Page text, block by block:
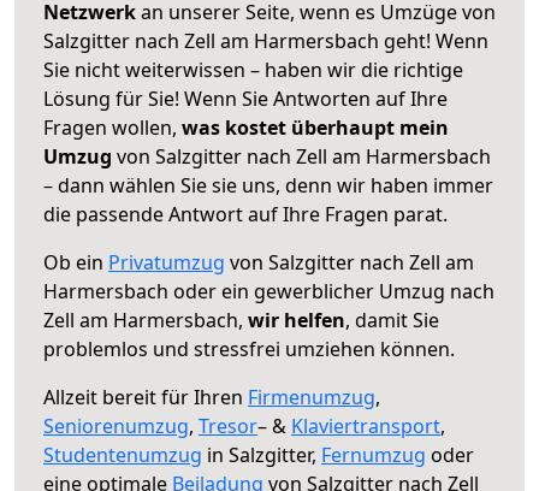
Netzwerkan unserer Seite, wenn es Umzüge von
Salzgitter nach Zell am Harmersbach geht! Wenn
Sie nicht weiterwissen – haben wir die richtige
Lösung für Sie! Wenn Sie Antworten auf Ihre
Fragen wollen, was kostet überhaupt mein
Umzug von Salzgitter nach Zell am Harmersbach
– dann wählen Sie sie uns, denn wir haben immer
die passende Antwort auf Ihre Fragen parat.
Ob ein Privatumzug von Salzgitter nach Zell am
Harmersbach oder ein gewerblicher Umzug nach
Zell am Harmersbach, wir helfen, damit Sie
problemlos und stressfrei umziehen können.
Allzeit bereit für Ihren Firmenumzug,
Seniorenumzug, Tresor– & Klaviertransport,
Studentenumzug in Salzgitter, Fernumzug oder
eine optimale Beiladung von Salzgitter nach Zell